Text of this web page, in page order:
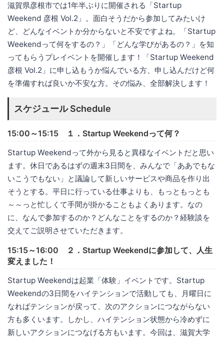
滋賀県彦根市では1年半ぶりに開催される「Startup
Weekend 彦根 Vol.2」。面白そうだから参加してみたいけ
ど、どんなイベントか分からないと不安ですよね。「Startup
Weekendって何をするの？」「どんな学びがあるの？」を知
ってもらうプレイベントを開催します！「Startup Weekend
彦根 Vol.2」に申し込もうか悩んでいる方、申し込んだけど何
を準備すれば良いか不安な方。その悩み、全部解決します！
スケジュール Schedule
15:00～15:15 １．Startup Weekendって何？
Startup Weekendって外から見ると異様なイベントだと思い
ます。休日であるはずの週末3日間を、みんなで「ああでもな
いこうでもない」と議論して新しいサービスや商品を作り出
そうとする。平日に行っている仕事よりも、もっともっとも
～～っと忙しくて手間が掛かることもよくあります。なの
に、なんで参加するのか？どんなことをするのか？経験談を
交えてご説明させていただきます。
15:15～16:00 ２．Startup Weekendに参加して、人生
変えました！
Startup Weekendは起業「体験」イベントです。Startup
Weekendの3日間をハイテンションで活動しても、月曜日に
なればテンションが戻って、次のアクションにつながらない
方も多くいます。しかし、ハイテンション状態から冷めずに
新しいアクションにつなげる方もいます。今回は、滋賀大学